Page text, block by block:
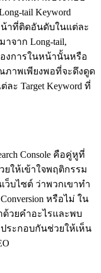
tail Keyword
น้าที่ติดอันดับในแต่ละ
าจาก Long-tail,
องการในหน้านั้นหรือ
ภาพเพียงพอที่จะดึงดูด
ละ Target Keyword ที่
Console คือคู่หูที่
ยให้เข้าใจพฤติกรรม
ว็บไซต์ ว่าพวกเขาทำ
หรือไม่ ใน
ด้วยคำอะไรและพบ
ระกอบกันช่วยให้เห็น